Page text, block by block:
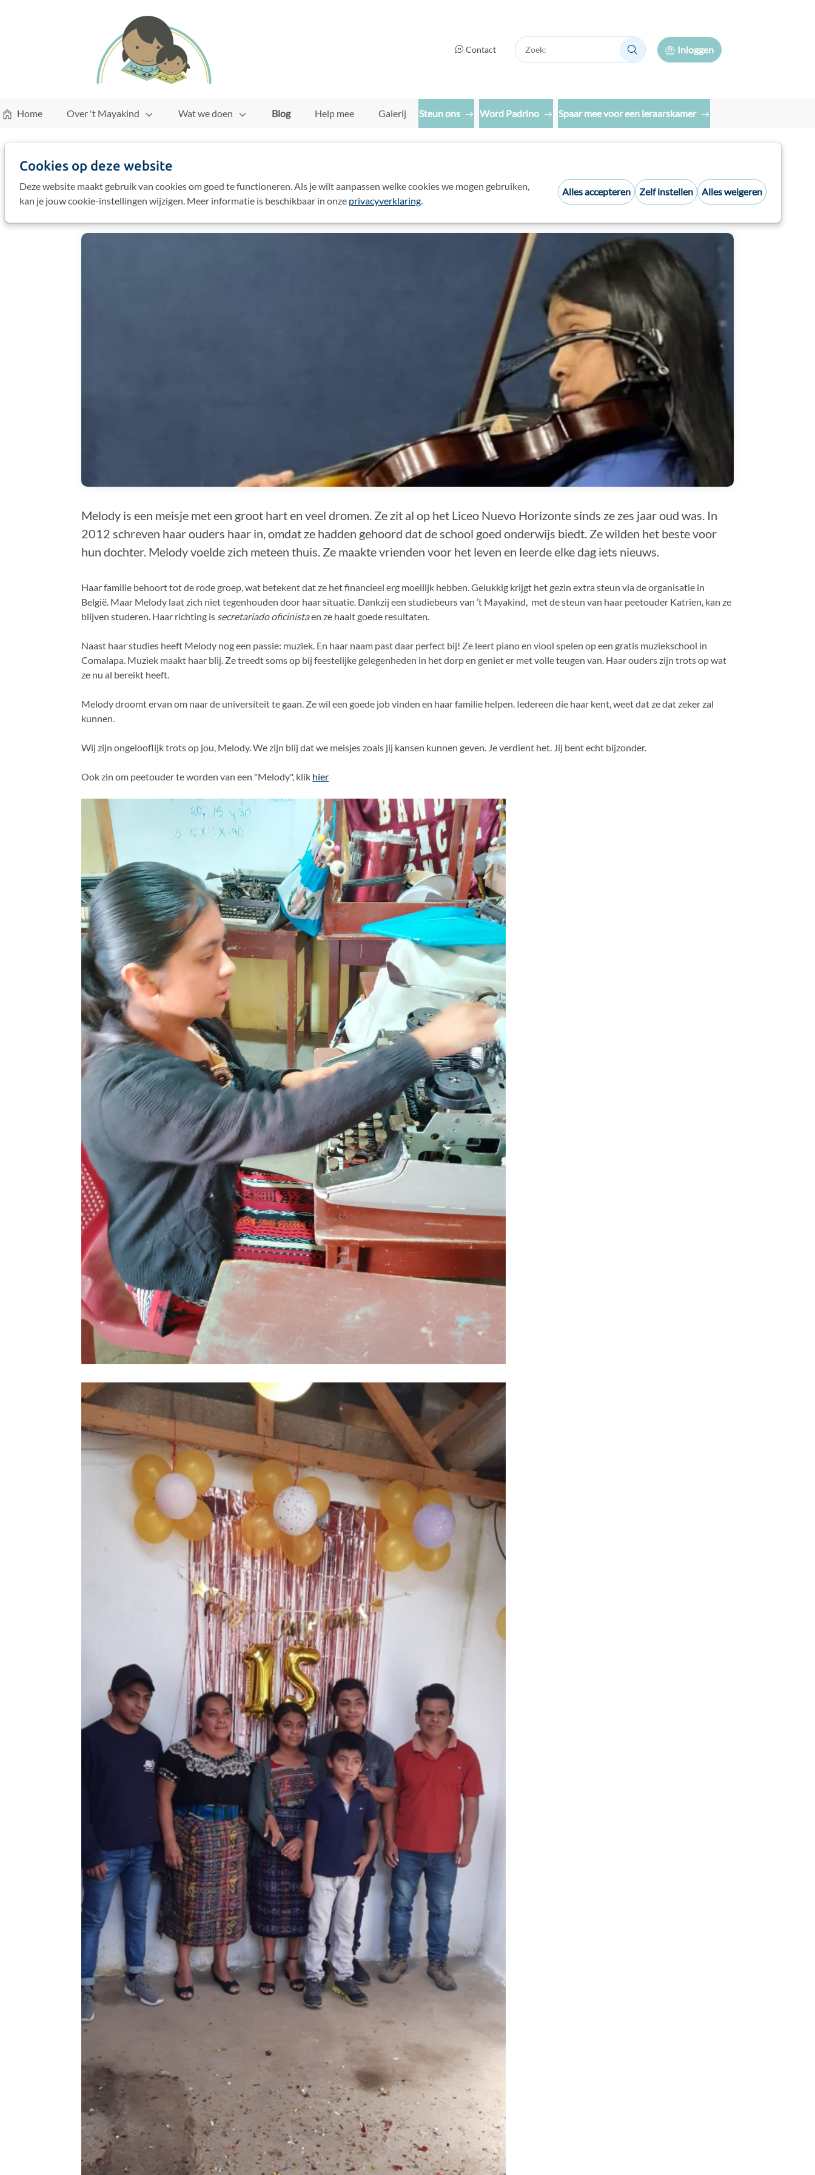
Cookies op deze website
Deze website maakt gebruik van cookies om goed te functioneren. Als je wilt aanpassen welke cookies we mogen gebruiken,
kan je jouw cookie-instellingen wijzigen. Meer informatie is beschikbaar in onze privacyverklaring.
Alles accepteren Zelf instellen Alles weigeren
Contact
Zoek:
Zoek:
Inloggen
Home Over 't Mayakind Wat we doen Blog Help mee Galerij Steun ons Word Padrino Spaar mee voor een leraarskamer
HomeBlog
13-07-25 doorTeresa, studentenbegeleidster
Melody is een meisje met een groot hart en veel dromen. Ze zit al op het Liceo Nuevo Horizonte sinds ze zes jaar oud was. In
2012 schreven haar ouders haar in, omdat ze hadden gehoord dat de school goed onderwijs biedt. Ze wilden het beste voor
hun dochter. Melody voelde zich meteen thuis. Ze maakte vrienden voor het leven en leerde elke dag iets nieuws.
Haar familie behoort tot de rode groep, wat betekent dat ze het financieel erg moeilijk hebben. Gelukkig krijgt het gezin extra steun via de organisatie in
België. Maar Melody laat zich niet tegenhouden door haar situatie. Dankzij een studiebeurs van ’t Mayakind, met de steun van haar peetouder Katrien, kan ze
blijven studeren. Haar richting is secretariado oficinistaen ze haalt goede resultaten.
Naast haar studies heeft Melody nog een passie: muziek. En haar naam past daar perfect bij! Ze leert piano en viool spelen op een gratis muziekschool in
Comalapa. Muziek maakt haar blij. Ze treedt soms op bij feestelijke gelegenheden in het dorp en geniet er met volle teugen van. Haar ouders zijn trots op wat
ze nu al bereikt heeft.
Melody droomt ervan om naar de universiteit te gaan. Ze wil een goede job vinden en haar familie helpen. Iedereen die haar kent, weet dat ze dat zeker zal
kunnen.
Wij zijn ongelooflijk trots op jou, Melody. We zijn blij dat we meisjes zoals jij kansen kunnen geven. Je verdient het. Jij bent echt bijzonder.
Ook zin om peetouder te worden van een "Melody", klik hier